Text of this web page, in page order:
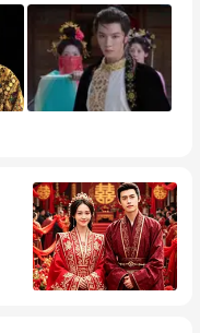
见血